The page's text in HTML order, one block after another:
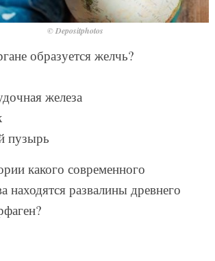
© Depositphotos
образуется желчь?
железа
пузырь
какого современного
находятся развалины древнего